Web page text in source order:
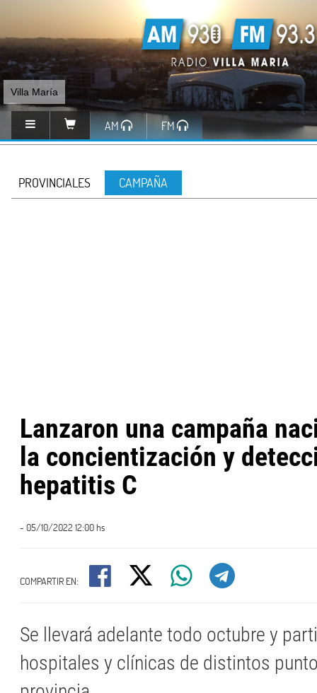
Villa María
AM FM
PROVINCIALES CAMPAÑA
Lanzaron una campaña
la concientización y
hepatitis C
- 05/10/2022 12:00 hs
COMPARTIR EN:
Se llevará adelante todo octubre y
hospitales y clínicas de distintos